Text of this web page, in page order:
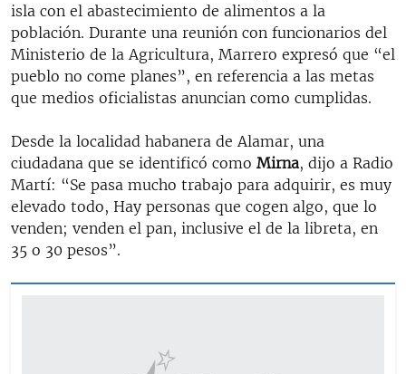
DESINFORMACIÓN RUSA EN AMÉRICA LATINA
LA INVASIÓN DE RUSIA A UCRANIA
isla con el abastecimiento de alimentos a la
población. Durante una reunión con funcionarios del
Ministerio de la Agricultura, Marrero expresó que “el
pueblo no come planes”, en referencia a las metas
que medios oficialistas anuncian como cumplidas.
Desde la localidad habanera de Alamar, una
ciudadana que se identificó como Mirna, dijo a Radio
Martí: “Se pasa mucho trabajo para adquirir, es muy
elevado todo, Hay personas que cogen algo, que lo
venden; venden el pan, inclusive el de la libreta, en
35 o 30 pesos”.